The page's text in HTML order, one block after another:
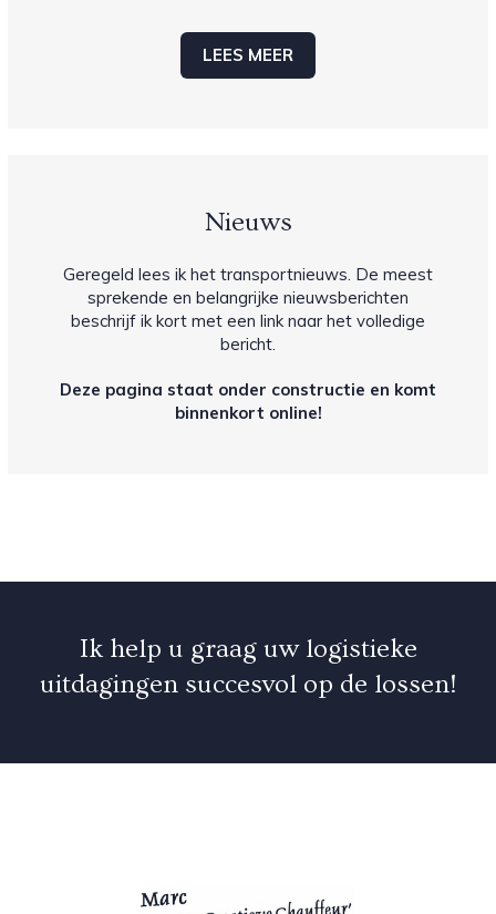
LEES MEER
Nieuws
Geregeld lees ik het transportnieuws. De meest
sprekende en belangrijke nieuwsberichten
beschrijf ik kort met een link naar het volledige
bericht.
Deze pagina staat onder constructie en komt
binnenkort online!
Ik help u graag uw logistieke
uitdagingen succesvol op de lossen!